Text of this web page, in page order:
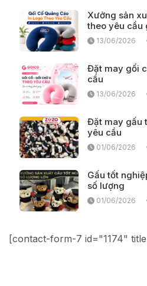
Xưởng sản
theo yêu cầu
13/06/2026
Đặt may gối
cầu
13/06/2026
Đặt may gấu
yêu cầu
01/06/2026
Gấu tốt
số lượng
01/06/2026
[contact-form-7 id="1174"